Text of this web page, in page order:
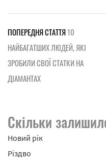
ПОПЕРЕДНЯ СТАТТЯ10
НАЙБАГАТШИХ ЛЮДЕЙ, ЯКІ
ЗРОБИЛИ СВОЇ СТАТКИ НА
ДІАМАНТАХ
Скільки
Новий рік
Різдво